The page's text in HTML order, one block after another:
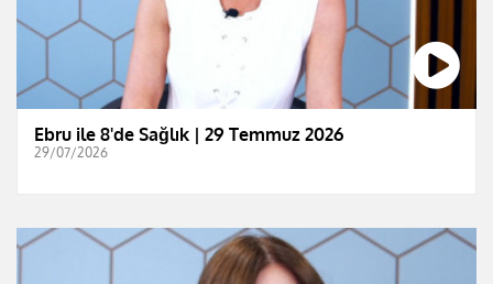
Ebru ile 8'de Sağlık | 29 Temmuz 2026
29/07/2026